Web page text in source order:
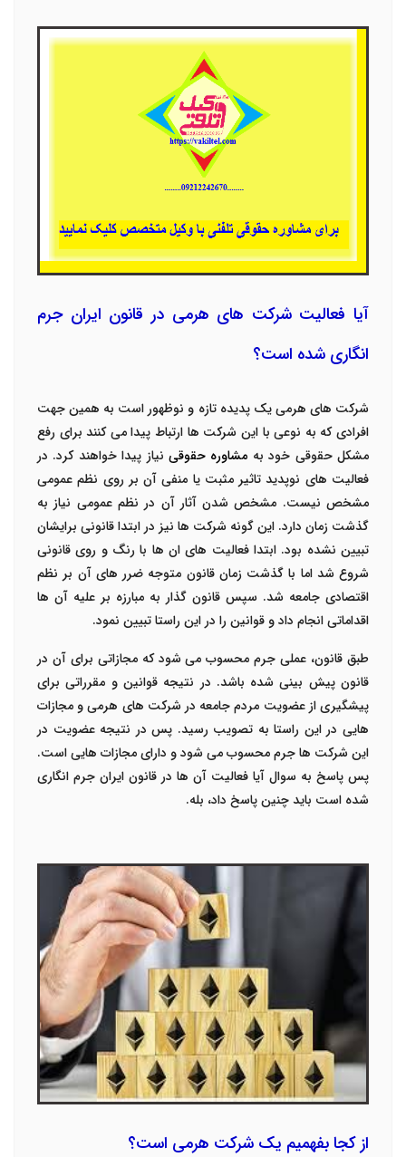
آیا فعالیت شرکت های هرمی در قانون ایران جرم
انگاری شده است؟
شرکت های هرمی یک پدیده تازه و نوظهور است به همین جهت
افرادی که به نوعی با این شرکت ها ارتباط پیدا می کنند برای رفع
مشکل حقوقی خود به مشاوره حقوقی نیاز پیدا خواهند کرد. در
فعالیت های نوپدید تاثیر مثبت یا منفی آن بر روی نظم عمومی
مشخص نیست. مشخص شدن آثار آن در نظم عمومی نیاز به
گذشت زمان دارد. این گونه شرکت ها نیز در ابتدا قانونی برایشان
تبیین نشده بود. ابتدا فعالیت های ان ها با رنگ و روی قانونی
شروع شد اما با گذشت زمان قانون متوجه ضرر های آن بر نظم
اقتصادی جامعه شد. سپس قانون گذار به مبارزه بر علیه آن ها
اقداماتی انجام داد و قوانین را در این راستا تبیین نمود.
طبق قانون، عملی جرم محسوب می شود که مجازاتی برای آن در
قانون پیش بینی شده باشد. در نتیجه قوانین و مقرراتی برای
پیشگیری از عضویت مردم جامعه در شرکت های هرمی و مجازات
هایی در این راستا به تصویب رسید. پس در نتیجه عضویت در
این شرکت ها جرم محسوب می شود و دارای مجازات هایی است.
پس پاسخ به سوال آیا فعالیت آن ها در قانون ایران جرم انگاری
شده است باید چنین پاسخ داد، بله.
از کجا بفهمیم یک شرکت هرمی است؟